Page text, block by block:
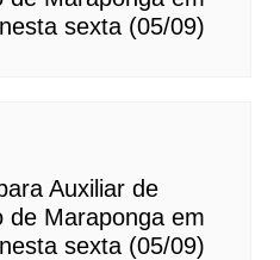
sexta (05/09)
Auxiliar de
de Maraponga em
sexta (05/09)